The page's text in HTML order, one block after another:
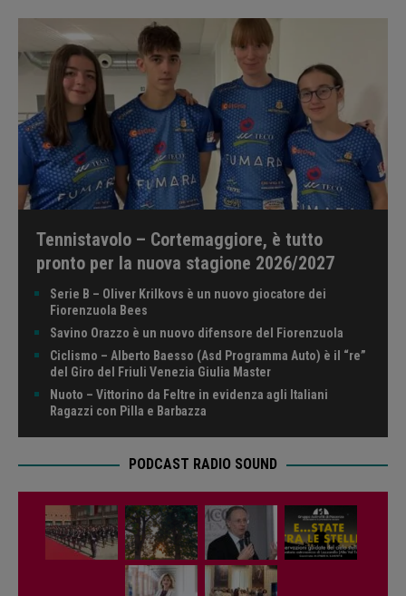
Tennistavolo – Cortemaggiore, è tutto
pronto per la nuova stagione 2026/2027
Serie B – Oliver Krilkovs è un nuovo giocatore dei
Fiorenzuola Bees
Savino Orazzo è un nuovo difensore del Fiorenzuola
Ciclismo – Alberto Baesso (Asd Programma Auto) è il “re”
del Giro del Friuli Venezia Giulia Master
Nuoto – Vittorino da Feltre in evidenza agli Italiani
Ragazzi con Pilla e Barbazza
PODCAST RADIO SOUND